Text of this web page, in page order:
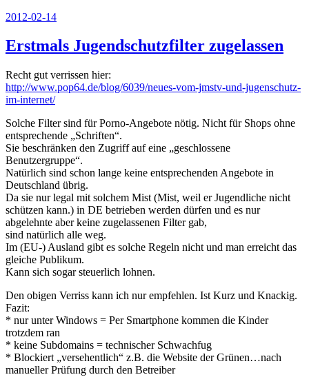
Veröffentlicht
2012-02-14
Erstmals Jugendschutzfilter zugelassen
Recht gut verrissen hier:
http://www.pop64.de/blog/6039/neues-vom-jmstv-und-jugenschutz-
im-internet/
Solche Filter sind für Porno-Angebote nötig. Nicht für Shops ohne
entsprechende „Schriften“.
Sie beschränken den Zugriff auf eine „geschlossene
Benutzergruppe“.
Natürlich sind schon lange keine entsprechenden Angebote in
Deutschland übrig.
Da sie nur legal mit solchem Mist (Mist, weil er Jugendliche nicht
schützen kann.) in DE betrieben werden dürfen und es nur
abgelehnte aber keine zugelassenen Filter gab,
sind natürlich alle weg.
Im (EU-) Ausland gibt es solche Regeln nicht und man erreicht das
gleiche Publikum.
Kann sich sogar steuerlich lohnen.
Den obigen Verriss kann ich nur empfehlen. Ist Kurz und Knackig.
Fazit:
* nur unter Windows = Per Smartphone kommen die Kinder
trotzdem ran
* keine Subdomains = technischer Schwachfug
* Blockiert „versehentlich“ z.B. die Website der Grünen…nach
manueller Prüfung durch den Betreiber